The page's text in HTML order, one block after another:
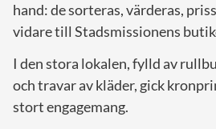
hand: de sorteras, värderas,
vidare till Stadsmissionens
I den stora lokalen, fylld av
och travar av kläder, gick
stort engagemang.